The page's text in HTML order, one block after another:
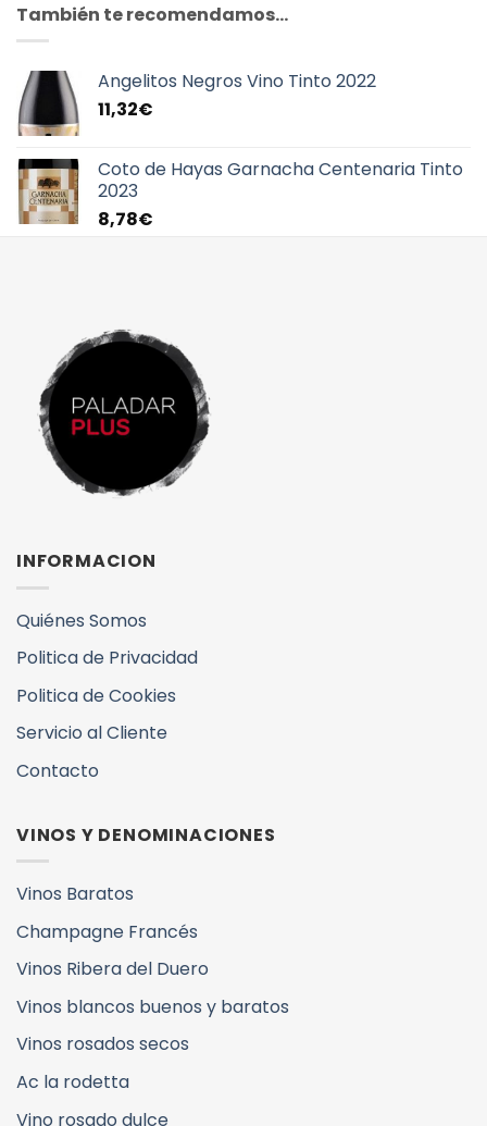
También te recomendamos…
Angelitos Negros Vino Tinto 2022
11,32€
Coto de Hayas Garnacha Centenaria Tinto
2023
8,78€
INFORMACION
Quiénes Somos
Politica de Privacidad
Politica de Cookies
Servicio al Cliente
Contacto
VINOS Y DENOMINACIONES
Vinos Baratos
Champagne Francés
Vinos Ribera del Duero
Vinos blancos buenos y baratos
Vinos rosados secos
Ac la rodetta
Vino rosado dulce